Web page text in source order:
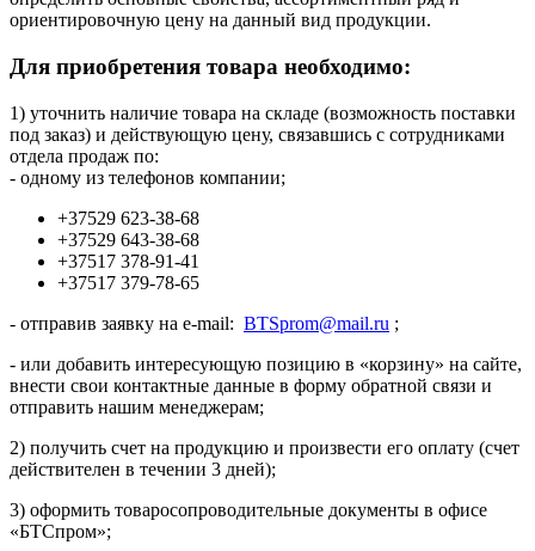
ориентировочную цену на данный вид продукции.
Для приобретения товара необходимо:
1) уточнить наличие товара на складе (возможность поставки
под заказ) и действующую цену, связавшись с сотрудниками
отдела продаж по:
- одному из телефонов компании;
+37529 623-38-68
+37529 643-38-68
+37517 378-91-41
+37517 379-78-65
- отправив заявку на e-mail: BTSprom@mail.ru ;
- или добавить интересующую позицию в «корзину» на сайте,
внести свои контактные данные в форму обратной связи и
отправить нашим менеджерам;
2) получить счет на продукцию и произвести его оплату (счет
действителен в течении 3 дней);
3) оформить товаросопроводительные документы в офисе
«БТСпром»;